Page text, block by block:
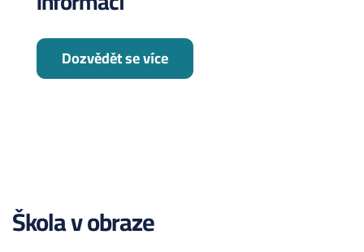
Dozvědět se více
Škola v obraze